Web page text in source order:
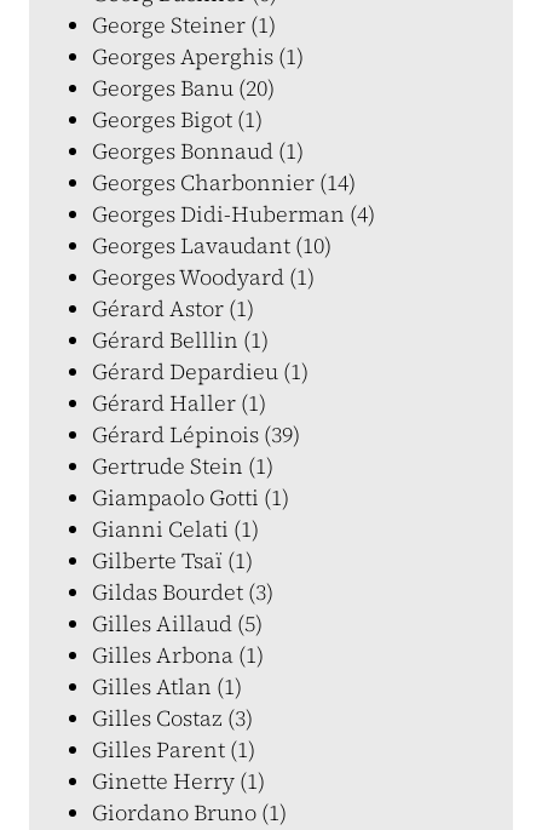
George Steiner (1)
Georges Aperghis (1)
Georges Banu (20)
Georges Bigot (1)
Georges Bonnaud (1)
Georges Charbonnier (14)
Georges Didi-Huberman (4)
Georges Lavaudant (10)
Georges Woodyard (1)
Gérard Astor (1)
Gérard Belllin (1)
Gérard Depardieu (1)
Gérard Haller (1)
Gérard Lépinois (39)
Gertrude Stein (1)
Giampaolo Gotti (1)
Gianni Celati (1)
Gilberte Tsaï (1)
Gildas Bourdet (3)
Gilles Aillaud (5)
Gilles Arbona (1)
Gilles Atlan (1)
Gilles Costaz (3)
Gilles Parent (1)
Ginette Herry (1)
Giordano Bruno (1)